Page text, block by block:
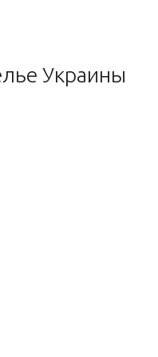
Украины